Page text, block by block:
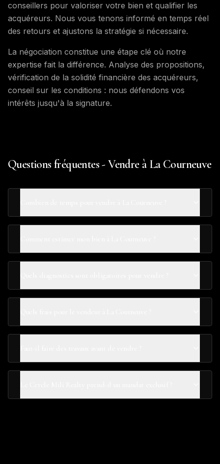
conseillers pour valoriser votre bien et qualifier les
acquéreurs. Nous vous tenons informé en temps réel
des retours et ajustons la stratégie si nécessaire.
La négociation constitue une étape clé où notre
expertise fait la différence. Analyse des propositions,
vérification de la solidité financière des acquéreurs,
conseil sur les conditions : nous défendons vos
intérêts jusqu'à la signature.
Questions fréquentes - Vendre à La Courneuve